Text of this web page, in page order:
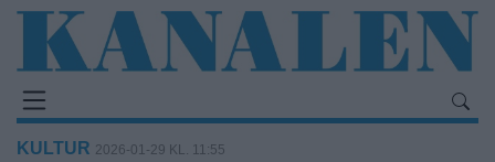
KULTUR 2026-01-29 KL. 11:55